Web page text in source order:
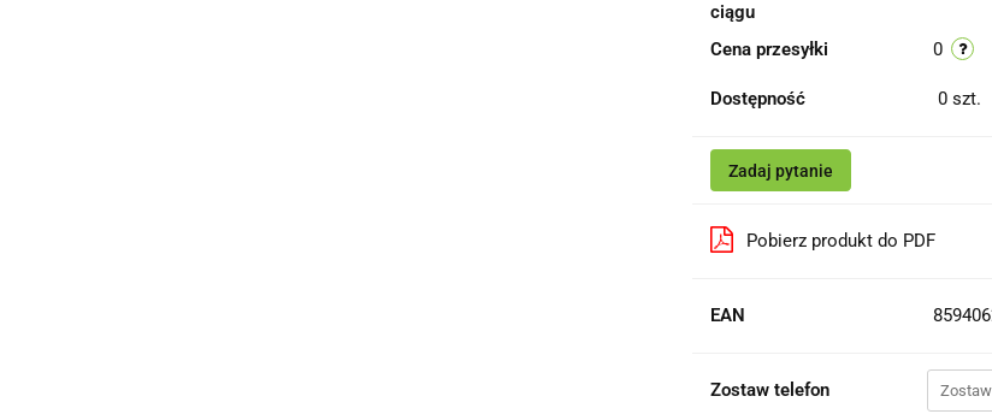
ciągu
Cena przesyłki 0
Dostępność 0 szt.
Zadaj pytanie
Pobierz produkt do PDF
EAN
Zostaw telefon